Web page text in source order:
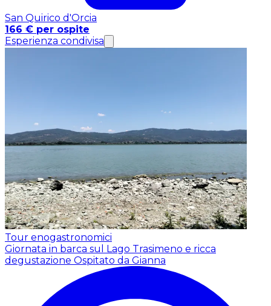
San Quirico d'Orcia
166 € per ospite
Esperienza condivisa
Tour enogastronomici
Giornata in barca sul Lago Trasimeno e ricca
degustazione Ospitato da Gianna